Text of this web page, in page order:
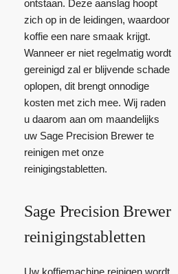
ontstaan. Deze aanslag hoopt
zich op in de leidingen, waardoor
koffie een nare smaak krijgt.
Wanneer er niet regelmatig wordt
gereinigd zal er blijvende schade
oplopen, dit brengt onnodige
kosten met zich mee. Wij raden
u daarom aan om maandelijks
uw Sage Precision Brewer te
reinigen met onze
reinigingstabletten.
Sage Precision Brewer
reinigingstabletten
Uw koffiemachine reinigen wordt